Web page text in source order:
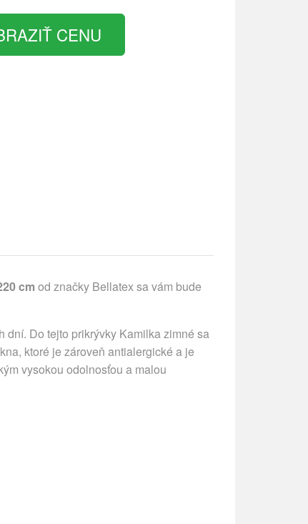
CENU
cm od značky Bellatex sa vám bude
dní. Do tejto prikrývky Kamilka zimné sa
ktoré je zároveň antialergické a je
vysokou odolnosťou a malou